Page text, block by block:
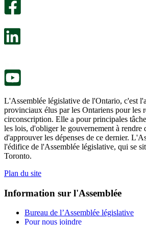
L'Assemblée législative de l'Ontario, c'est
provinciaux élus par les Ontariens pour les
circonscription. Elle a pour principales
les lois, d'obliger le gouvernement à rendre
d'approuver les dépenses de ce dernier.
l'édifice de l'Assemblée législative, qui se
Toronto.
Plan du site
Information sur l'Assemblée
Bureau de l’Assemblée législative
Pour nous joindre